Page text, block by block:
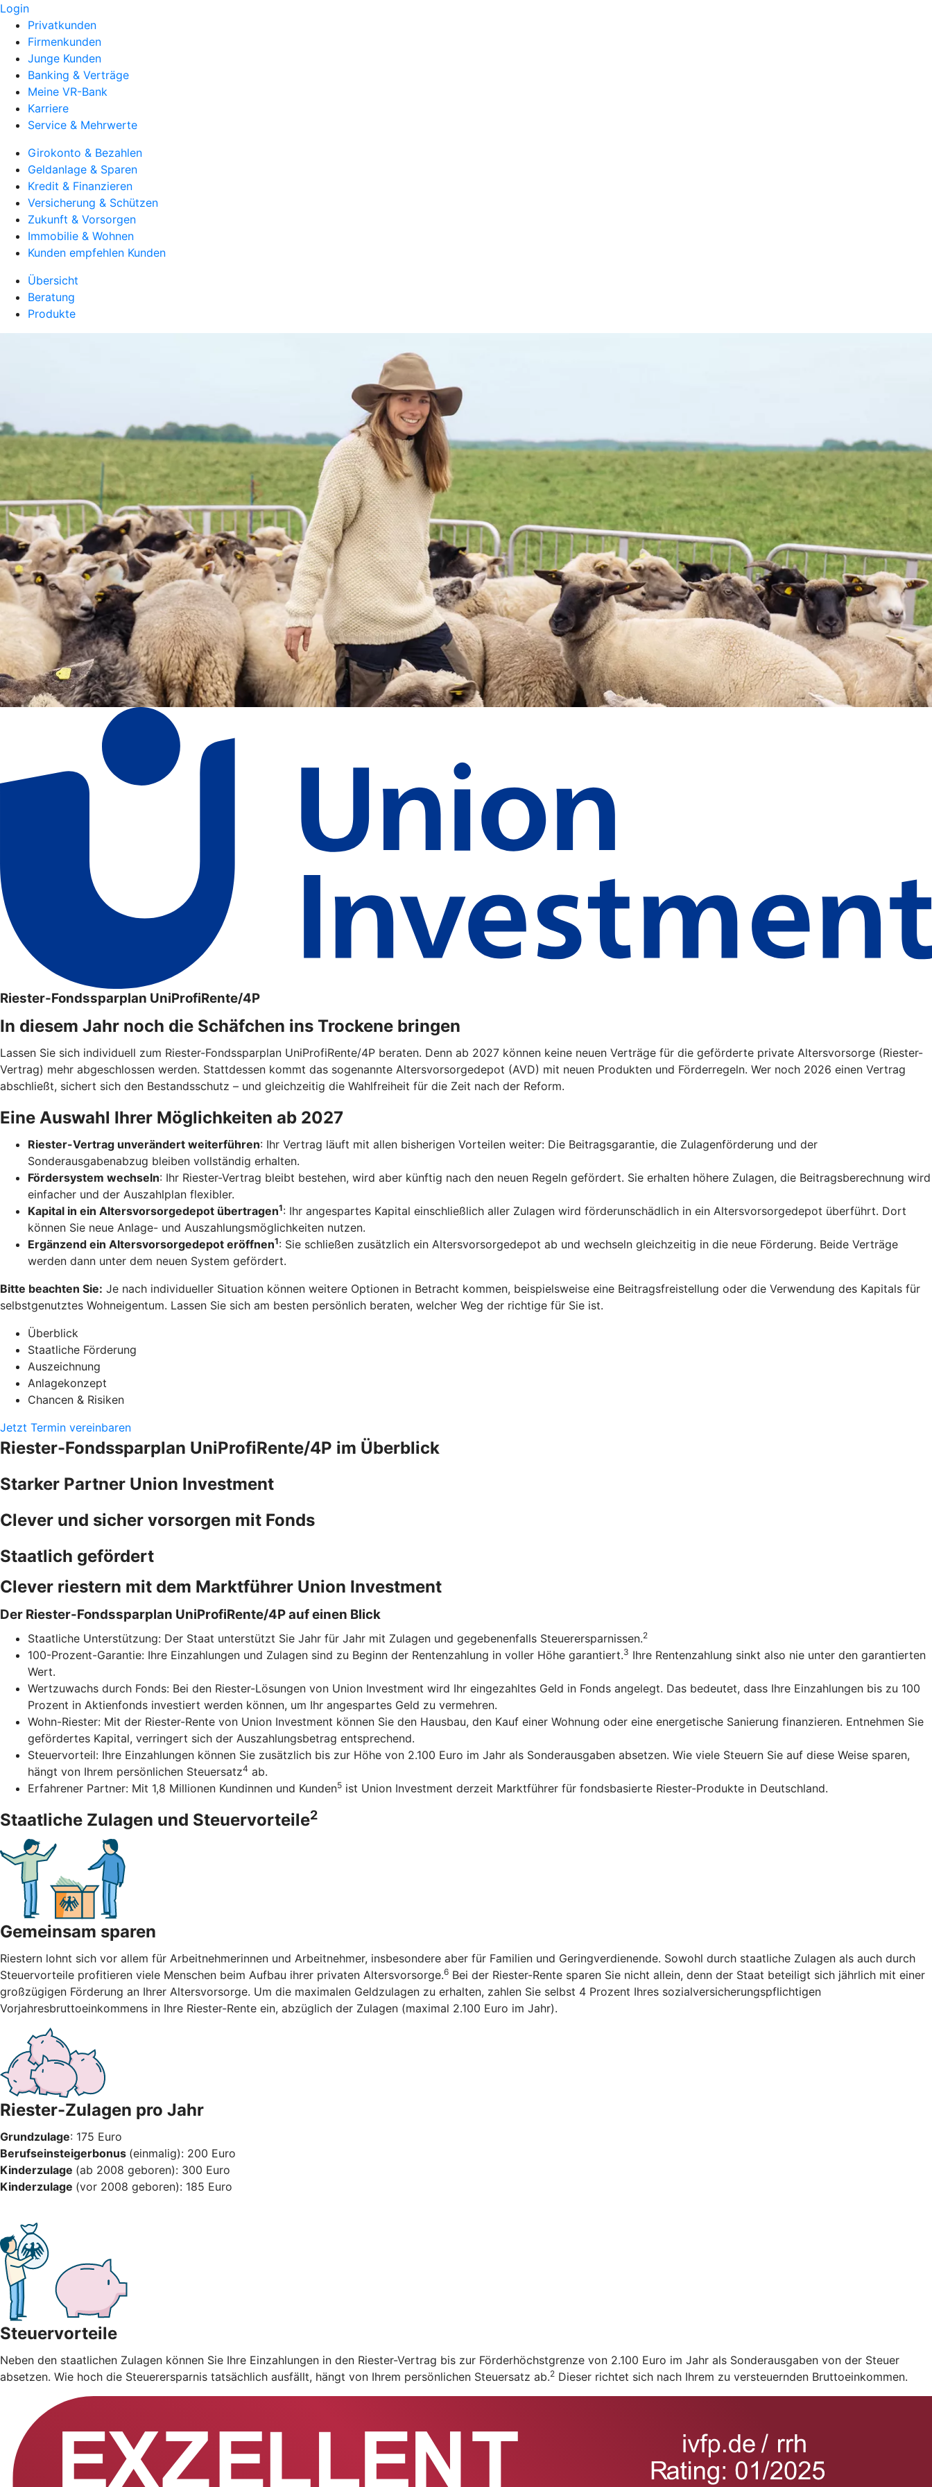
Login
Privatkunden
Firmenkunden
Junge Kunden
Banking & Verträge
Meine VR-Bank
Karriere
Service & Mehrwerte
Girokonto & Bezahlen
Geldanlage & Sparen
Kredit & Finanzieren
Versicherung & Schützen
Zukunft & Vorsorgen
Immobilie & Wohnen
Kunden empfehlen Kunden
Übersicht
Beratung
Produkte
Riester-Fondssparplan UniProfiRente/4P
In diesem Jahr noch die Schäfchen ins Trockene bringen
Lassen Sie sich individuell zum Riester-Fondssparplan UniProfiRente/4P beraten. Denn ab 2027 können keine neuen Verträge für die geförderte private Altersvorsorge (Riester-
Vertrag) mehr abgeschlossen werden. Stattdessen kommt das sogenannte Altersvorsorgedepot (AVD) mit neuen Produkten und Förderregeln. Wer noch 2026 einen Vertrag
abschließt, sichert sich den Bestandsschutz – und gleichzeitig die Wahlfreiheit für die Zeit nach der Reform.
Eine Auswahl Ihrer Möglichkeiten ab 2027
Riester-Vertrag unverändert weiterführen: Ihr Vertrag läuft mit allen bisherigen Vorteilen weiter: Die Beitragsgarantie, die Zulagenförderung und der
Sonderausgabenabzug bleiben vollständig erhalten.
Fördersystem wechseln: Ihr Riester-Vertrag bleibt bestehen, wird aber künftig nach den neuen Regeln gefördert. Sie erhalten höhere Zulagen, die Beitragsberechnung wird
einfacher und der Auszahlplan flexibler.
Kapital in ein Altersvorsorgedepot übertragen1: Ihr angespartes Kapital einschließlich aller Zulagen wird förderunschädlich in ein Altersvorsorgedepot überführt. Dort
können Sie neue Anlage- und Auszahlungsmöglichkeiten nutzen.
Ergänzend ein Altersvorsorgedepot eröffnen1: Sie schließen zusätzlich ein Altersvorsorgedepot ab und wechseln gleichzeitig in die neue Förderung. Beide Verträge
werden dann unter dem neuen System gefördert.
Bitte beachten Sie: Je nach individueller Situation können weitere Optionen in Betracht kommen, beispielsweise eine Beitragsfreistellung oder die Verwendung des Kapitals für
selbstgenutztes Wohneigentum. Lassen Sie sich am besten persönlich beraten, welcher Weg der richtige für Sie ist.
Überblick
Staatliche Förderung
Auszeichnung
Anlagekonzept
Chancen & Risiken
Jetzt Termin vereinbaren
Riester-Fondssparplan UniProfiRente/4P im Überblick
Starker Partner Union Investment
Clever und sicher vorsorgen mit Fonds
Staatlich gefördert
Clever riestern mit dem Marktführer Union Investment
Der Riester-Fondssparplan UniProfiRente/4P auf einen Blick
Staatliche Unterstützung: Der Staat unterstützt Sie Jahr für Jahr mit Zulagen und gegebenenfalls Steuerersparnissen.2
100-Prozent-Garantie: Ihre Einzahlungen und Zulagen sind zu Beginn der Rentenzahlung in voller Höhe garantiert.3 Ihre Rentenzahlung sinkt also nie unter den garantierten
Wert.
Wertzuwachs durch Fonds: Bei den Riester-Lösungen von Union Investment wird Ihr eingezahltes Geld in Fonds angelegt. Das bedeutet, dass Ihre Einzahlungen bis zu 100
Prozent in Aktienfonds investiert werden können, um Ihr angespartes Geld zu vermehren.
Wohn-Riester: Mit der Riester-Rente von Union Investment können Sie den Hausbau, den Kauf einer Wohnung oder eine energetische Sanierung finanzieren. Entnehmen Sie
gefördertes Kapital, verringert sich der Auszahlungsbetrag entsprechend.
Steuervorteil: Ihre Einzahlungen können Sie zusätzlich bis zur Höhe von 2.100 Euro im Jahr als Sonderausgaben absetzen. Wie viele Steuern Sie auf diese Weise sparen,
hängt von Ihrem persönlichen Steuersatz4 ab.
Erfahrener Partner: Mit 1,8 Millionen Kundinnen und Kunden5 ist Union Investment derzeit Marktführer für fondsbasierte Riester-Produkte in Deutschland.
Staatliche Zulagen und Steuervorteile2
Gemeinsam sparen
Riestern lohnt sich vor allem für Arbeitnehmerinnen und Arbeitnehmer, insbesondere aber für Familien und Geringverdienende. Sowohl durch staatliche Zulagen als auch durch
Steuervorteile profitieren viele Menschen beim Aufbau ihrer privaten Altersvorsorge.6 Bei der Riester-Rente sparen Sie nicht allein, denn der Staat beteiligt sich jährlich mit einer
großzügigen Förderung an Ihrer Altersvorsorge. Um die maximalen Geldzulagen zu erhalten, zahlen Sie selbst 4 Prozent Ihres sozialversicherungspflichtigen
Vorjahresbruttoeinkommens in Ihre Riester-Rente ein, abzüglich der Zulagen (maximal 2.100 Euro im Jahr).
Riester-Zulagen pro Jahr
Grundzulage: 175 Euro
Berufseinsteigerbonus (einmalig): 200 Euro
Kinderzulage (ab 2008 geboren): 300 Euro
Kinderzulage (vor 2008 geboren): 185 Euro
Steuervorteile
Neben den staatlichen Zulagen können Sie Ihre Einzahlungen in den Riester-Vertrag bis zur Förderhöchstgrenze von 2.100 Euro im Jahr als Sonderausgaben von der Steuer
absetzen. Wie hoch die Steuerersparnis tatsächlich ausfällt, hängt von Ihrem persönlichen Steuersatz ab.2 Dieser richtet sich nach Ihrem zu versteuernden Bruttoeinkommen.